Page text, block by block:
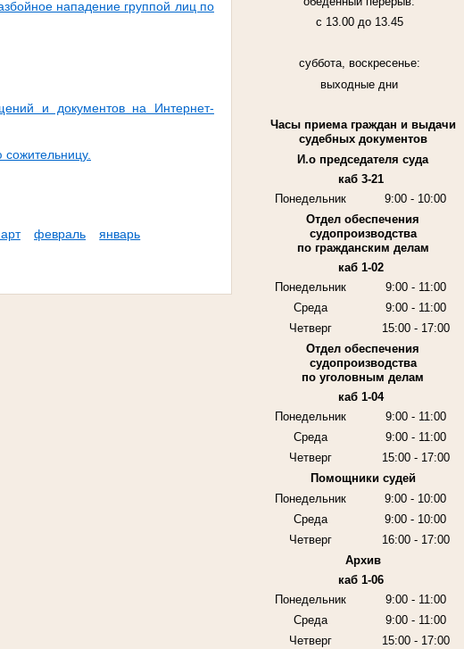
с 13.00 до 13.45
суббота, воскресенье:
выходные дни
Часы приема граждан и выдачи
судебных документов
И.о председателя суда
каб 3-21
Понедельник
9:00 - 10:00
Отдел обеспечения
судопроизводства
по гражданским делам
каб 1-02
Понедельник
9:00 - 11:00
Среда
9:00 - 11:00
Четверг
15:00 - 17:00
Отдел обеспечения
судопроизводства
по уголовным делам
каб 1-04
Понедельник
9:00 - 11:00
Среда
9:00 - 11:00
Четверг
15:00 - 17:00
Помощники судей
Понедельник
9:00 - 10:00
Среда
9:00 - 10:00
Четверг
16:00 - 17:00
Архив
каб 1-06
Понедельник
9:00 - 11:00
Среда
9:00 - 11:00
Четверг
15:00 - 17:00
нападение группой лиц по
и документов на Интернет-
февраль
январь